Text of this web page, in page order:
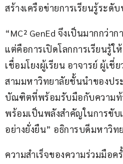
สร้างเครือข่ายการเรียนรู้ระดั
“MC² GenEd จึงเป็นมากกว่า
แต่คือการเปิดโลกการเรียนรู้ใ
เชื่อมโยงผู้เรียน อาจารย์ ผู้เชี่
สามมหาวิทยาลัยชั้นนำของปร
บัณฑิตที่พร้อมรับมือกับความท้
พร้อมเป็นพลังสำคัญในการขั
อย่างยั่งยืน” อธิการบดีมหาวิท
ความสำเร็จของความร่วมมือ